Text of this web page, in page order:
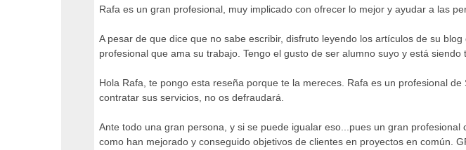
Rafa es un gran profesional, muy implicado con ofrecer lo mejor y ayudar a las
A pesar de que dice que no sabe escribir, disfruto leyendo los artículos de su
profesional que ama su trabajo. Tengo el gusto de ser alumno suyo y está
Hola Rafa, te pongo esta reseña porque te la mereces. Rafa es un profesional
contratar sus servicios, no os defraudará.
Ante todo una gran persona, y si se puede igualar eso...pues un gran
como han mejorado y conseguido objetivos de clientes en proyectos en común.